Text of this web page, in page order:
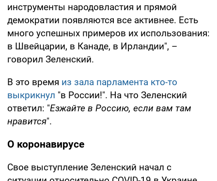
инструменты народовластия и прямой
демократии появляются все активнее. Есть
много успешных примеров их использования:
в Швейцарии, в Канаде, в Ирландии", –
говорил Зеленский.
В это время из зала парламента кто-то
выкрикнул "в России!". На что Зеленский
ответил: "Езжайте в Россию, если вам там
нравится".
О коронавирусе
Свое выступление Зеленский начал с